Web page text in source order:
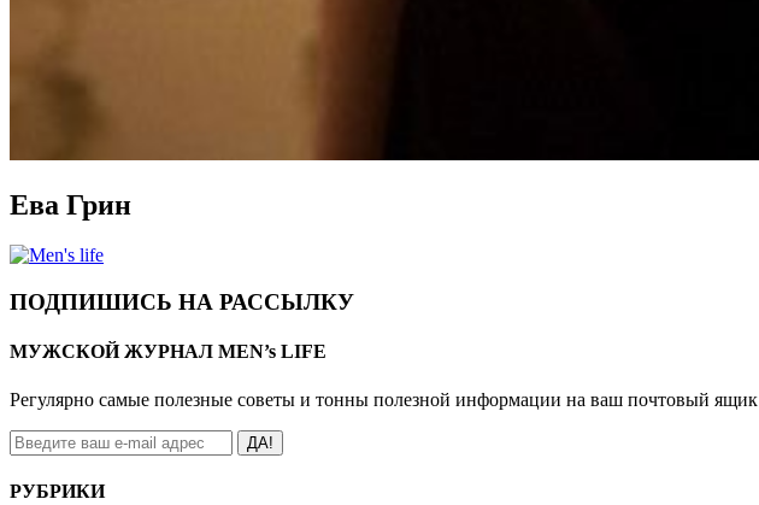
Ева Грин
ПОДПИШИСЬ НА РАССЫЛКУ
МУЖСКОЙ ЖУРНАЛ MEN’s LIFE
Регулярно самые полезные советы и тонны полезной информации на ваш почтовый ящик
ДА!
РУБРИКИ